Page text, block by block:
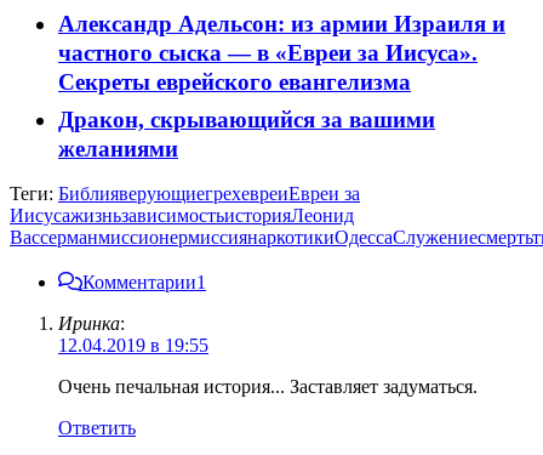
Александр Адельсон: из армии Израиля и
частного сыска — в «Евреи за Иисуса».
Секреты еврейского евангелизма
Дракон, скрывающийся за вашими
желаниями
Теги: БиблияверующиегрехевреиЕвреи за
ИисусажизньзависимостьисторияЛеонид
ВассерманмиссионермиссиянаркотикиОдессаСлужениесмерть
Комментарии1
Иринка:
12.04.2019 в 19:55
Очень печальная история... Заставляет задуматься.
Ответить